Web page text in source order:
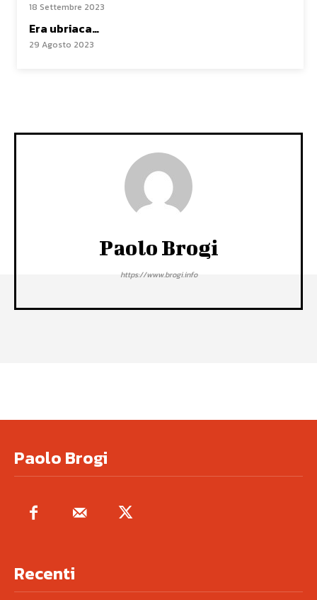
18 Settembre 2023
Era ubriaca…
29 Agosto 2023
Paolo Brogi
https://www.brogi.info
Paolo Brogi
Recenti